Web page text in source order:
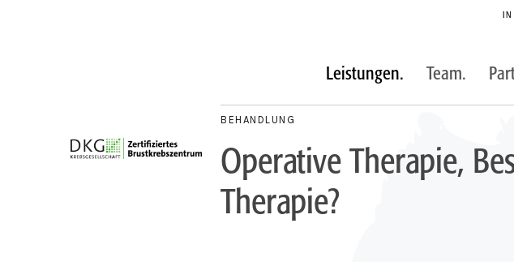
IN
Leistungen. Team.
BEHANDLUNG
Operative Therapie,
Therapie?